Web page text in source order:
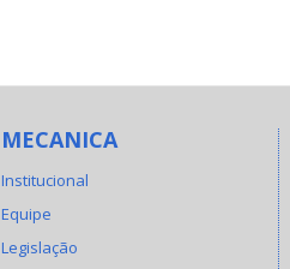
MECANICA
Institucional
Equipe
Legislação